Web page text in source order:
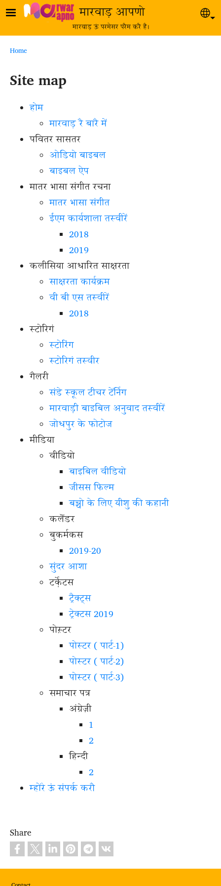
Skip to main contentमारवाड़ आपणो
मारवाड़ ऊं परमेसर परैम करै है।
Breadcrumb
Home
Site map
होम
मारवाड़ रै बारै में
पवितर सासतर
ओडियो बाइबल
बाइबल ऐप
मातर भासा संगीत रचना
मातर भासा संगीत
ईएम कार्यशाला तस्वीरें
2018
2019
कलीसिया आधारित साक्षरता
साक्षरता कार्यक्रम
वी बी एस तस्वीरें
2018
स्टोरिगं
स्टोरिंग
स्टोरिगं तस्वीर
गैलरी
संडे स्कूल टीचर टेंर्निग
मारवाड़ी बाइबिल अनुवाद तस्वीरें
जोधपुर के फोटोज
मीडिया
वीडियो
बाइबिल वीडियो
जीसस फिल्म
बच्चो के लिए यीशु की कहानी
कलॆंडर
बुकर्मकस
2019-20
सुंदर आशा
टर्के़टस
ट्रैक्ट्स
ट्रेक्टस 2019
पोस़्टर
पोस्टर ( पार्ट-1)
पोस्टर ( पार्ट-2)
पोस्टर ( पार्ट-3)
समाचार पत्र
अंग्रेज़ी
1
2
हिन्दी
2
म्होंरे ऊं संपर्क करौ
Share